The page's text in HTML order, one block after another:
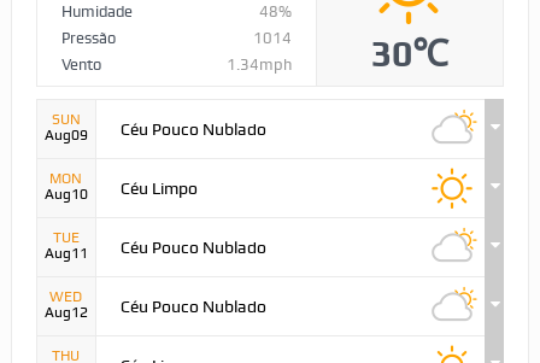
Humidade
48%
Pressão
1014
Vento
1.34mph 30℃
SUN
Aug09
Céu Pouco Nublado
MON
Aug10
Céu Limpo
TUE
Aug11
Céu Pouco Nublado
WED
Aug12
Céu Pouco Nublado
THU